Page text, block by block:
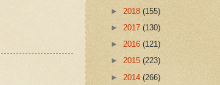
► 2018 (155)
► 2017 (130)
► 2016 (121)
► 2015 (223)
► 2014 (266)